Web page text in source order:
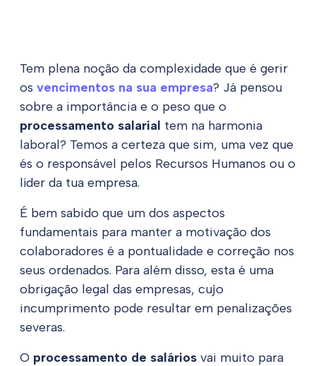
Tem plena noção da complexidade que é gerir
os vencimentos na sua empresa? Já pensou
sobre a importância e o peso que o
processamento salarial tem na harmonia
laboral? Temos a certeza que sim, uma vez que
és o responsável pelos Recursos Humanos ou o
líder da tua empresa.
É bem sabido que um dos aspectos
fundamentais para manter a motivação dos
colaboradores é a pontualidade e correção nos
seus ordenados. Para além disso, esta é uma
obrigação legal das empresas, cujo
incumprimento pode resultar em penalizações
severas.
O processamento de salários vai muito para